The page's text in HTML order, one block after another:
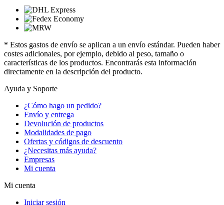
* Estos gastos de envío se aplican a un envío estándar. Pueden haber
costes adicionales, por ejemplo, debido al peso, tamaño o
características de los productos. Encontrarás esta información
directamente en la descripción del producto.
Ayuda y Soporte
¿Cómo hago un pedido?
Envío y entrega
Devolución de productos
Modalidades de pago
Ofertas y códigos de descuento
¿Necesitas más ayuda?
Empresas
Mi cuenta
Mi cuenta
Iniciar sesión